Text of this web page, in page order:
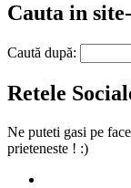
Cauta in
Caută după:
Retele
Ne puteti gasi pe
prieteneste ! :)